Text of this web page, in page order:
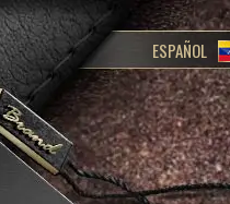
ESPAÑOL